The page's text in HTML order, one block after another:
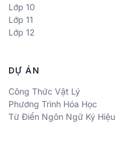
Lớp 10
Lớp 11
Lớp 12
DỰ ÁN
Công Thức Vật Lý
Phương Trình Hóa Học
Từ Điển Ngôn Ngữ Ký Hiệu